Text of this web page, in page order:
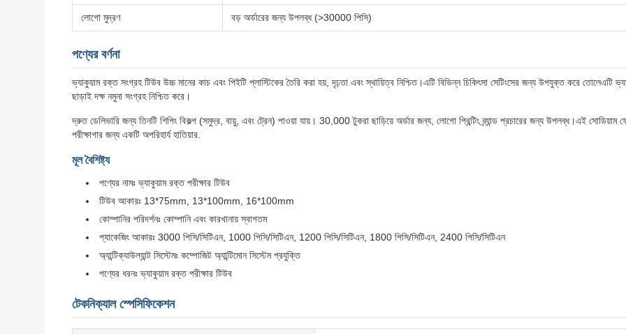
লোগো মুদ্রণ বড় অর্ডারের জন্য উপলব্ধ (>30000 পিসি)
পণ্যের বর্ণনা
ভ্যাকুয়াম রক্ত সংগ্রহ টিউব উচ্চ মানের কাচ এবং পিইটি প্লাস্টিকের তৈরি করা হয়, দৃঢ়তা এবং স্থায়িত্ব নিশ্চিত।এটি বিভিন্ন চিকিৎসা সেটিংসের জন্য উপযুক্ত করে তোলেএটি
ছাড়াই দক্ষ নমুনা সংগ্রহ নিশ্চিত করে।
দ্রুত ডেলিভারি জন্য তিনটি শিপিং বিকল্প (সমুদ্র, বায়ু, এবং ট্রেন) পাওয়া যায়। 30,000 টুকরা ছাড়িয়ে অর্ডার জন্য, লোগো প্রিন্টিং ব্র্যান্ড প্রচারের জন্য উপলব্ধ।এই
পরীক্ষাগার জন্য একটি অপরিহার্য হাতিয়ার.
মূল বৈশিষ্ট্য
পণ্যের নামঃ ভ্যাকুয়াম রক্ত পরীক্ষার টিউব
টিউব আকারঃ 13*75mm, 13*100mm, 16*100mm
কোম্পানির পরিদর্শনঃ কোম্পানি এবং কারখানায় স্বাগতম
প্যাকেজিং আকারঃ 3000 পিসি/সিটিএন, 1000 পিসি/সিটিএন, 1200 পিসি/সিটিএন, 1800 পিসি/সিটিএন, 2400 পিসি/সিটিএন
অ্যান্টিক্যাউল্যান্ট সিস্টেমঃ কম্পোজিট অ্যান্টিমোন সিস্টেম প্রযুক্তি
পণ্যের ধরনঃ ভ্যাকুয়াম রক্ত পরীক্ষার টিউব
টেকনিক্যাল স্পেসিফিকেশন